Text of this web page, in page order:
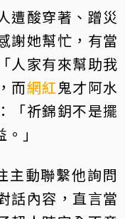
遭酸穿著、蹭災
謝她幫忙，有當
人家有來幫助我
而網紅鬼才阿水
「祈錦鈅不是擺
」
主動聯繫他詢問
話內容，直言當